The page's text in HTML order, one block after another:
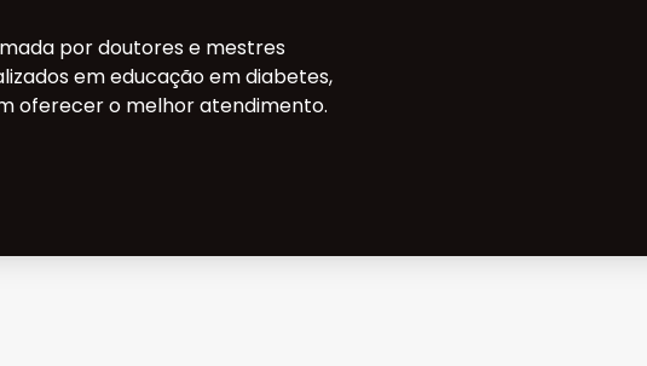
por doutores e mestres
em educação em diabetes,
oferecer o melhor atendimento.